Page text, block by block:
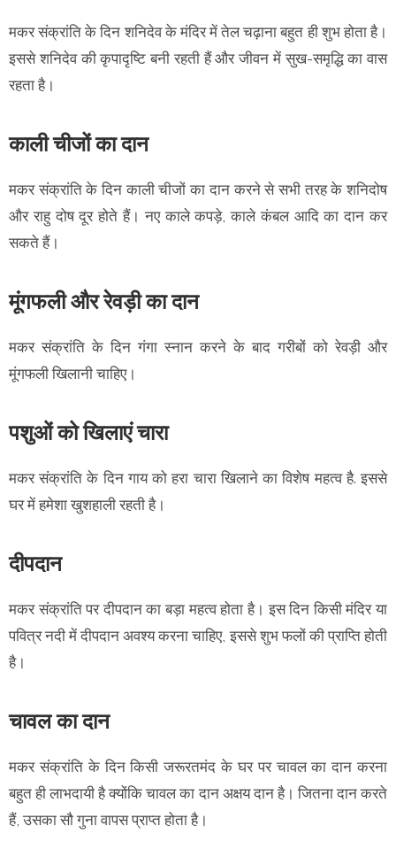
मकर संक्रांति के दिन शनिदेव के मंदिर में तेल चढ़ाना बहुत ही शुभ होता है।
इससे शनिदेव की कृपादृष्टि बनी रहती हैं और जीवन में सुख-समृद्धि का वास
रहता है।
काली चीजों का दान
मकर संक्रांति के दिन काली चीजों का दान करने से सभी तरह के शनिदोष
और राहु दोष दूर होते हैं। नए काले कपड़े, काले कंबल आदि का दान कर
सकते हैं।
मूंगफली और रेवड़ी का दान
मकर संक्रांति के दिन गंगा स्नान करने के बाद गरीबों को रेवड़ी और
मूंगफली खिलानी चाहिए।
पशुओं को खिलाएं चारा
मकर संक्रांति के दिन गाय को हरा चारा खिलाने का विशेष महत्व है. इससे
घर में हमेशा खुशहाली रहती है।
दीपदान
मकर संक्रांति पर दीपदान का बड़ा महत्व होता है। इस दिन किसी मंदिर या
पवित्र नदी में दीपदान अवश्य करना चाहिए, इससे शुभ फलों की प्राप्ति होती
है।
चावल का दान
मकर संक्रांति के दिन किसी जरूरतमंद के घर पर चावल का दान करना
बहुत ही लाभदायी है क्योंकि चावल का दान अक्षय दान है। जितना दान करते
हैं, उसका सौ गुना वापस प्राप्त होता है।